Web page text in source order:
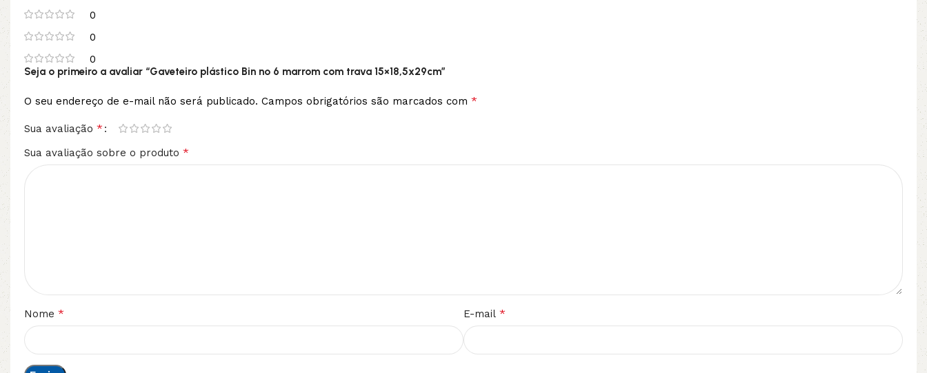
0
0
0
Seja o primeiro a avaliar “Gaveteiro plástico Bin nº 6 marrom com trava 15×18,5x29cm”
O seu endereço de e-mail não será publicado. Campos obrigatórios são marcados com *
Sua avaliação *
Sua avaliação sobre o produto *
Nome * E-mail *